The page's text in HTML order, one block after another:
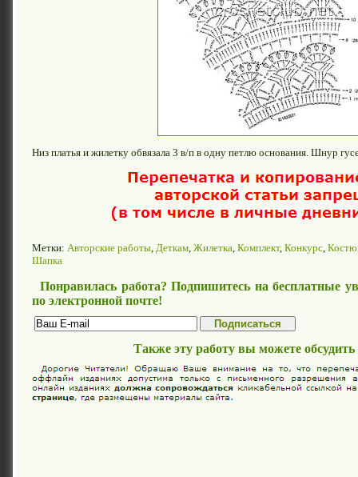
Низ платья и жилетку обвязала 3 в/п в одну петлю основания. Шнур
Метки: Авторские работы Деткам Жилетка Комплект, Конкурс
Шапка
Понравилась работа? Подпишитесь на бесплатные
по электронной почте!
Также эту работу вы можете